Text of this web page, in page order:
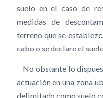
suelo en el caso de
medidas de
terreno que se
cabo o se declare el
No obstante lo
actuación en una zona
delimitado como suelo